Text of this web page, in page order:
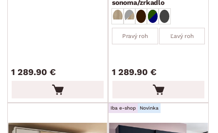
min. cm max. cm
1 289.90 €
sonoma/zrkadlo
Pravý roh Ľavý roh
1 289.90 €
Iba e-shop Novinka